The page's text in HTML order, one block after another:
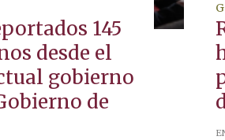
145
desde el
gobierno
de